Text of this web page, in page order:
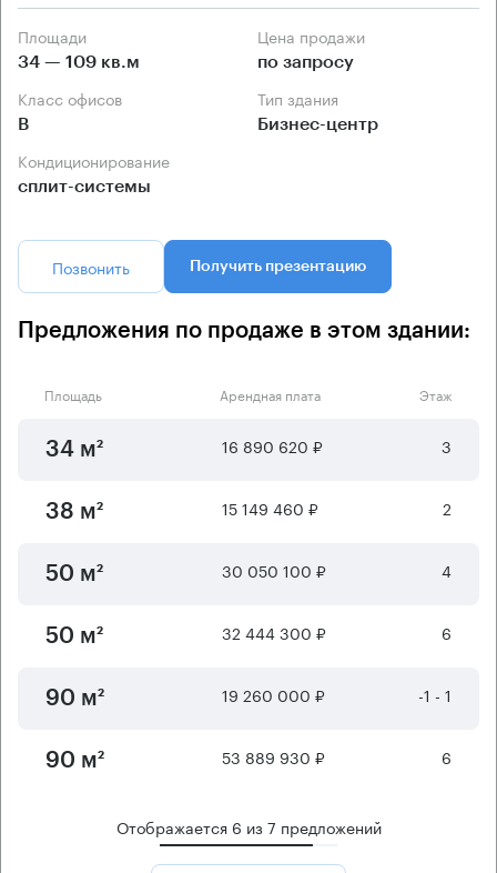
Площади
34 — 109 кв.м
Цена продажи
по запросу
Класс офисов
B
Тип здания
Бизнес-центр
Кондиционирование
сплит-системы
Позвонить Получить презентацию
Предложения по продаже в этом здании:
Площадь Арендная плата Этаж
34 м² 16 890 620 ₽ 3
38 м² 15 149 460 ₽ 2
50 м² 30 050 100 ₽ 4
50 м² 32 444 300 ₽ 6
90 м² 19 260 000 ₽ -1 - 1
90 м² 53 889 930 ₽ 6
Отображается 6 из7 предложений